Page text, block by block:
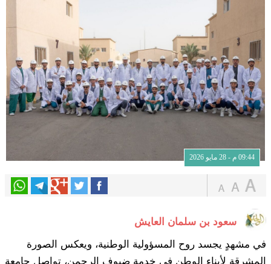
09:44 م - 28 مايو 2026
سعود بن سلمان العايش
في مشهدٍ يجسد روح المسؤولية الوطنية، ويعكس الصورة
المشرقة لأبناء الوطن في خدمة ضيوف الرحمن، تواصل جامعة